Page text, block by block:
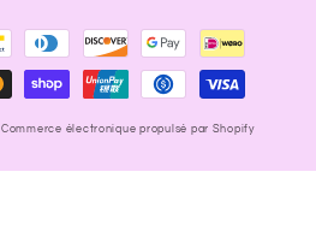
Commerce électronique propulsé par Shopify